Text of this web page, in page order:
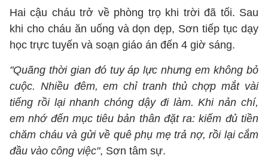
Hai cậu cháu trở về phòng trọ khi trời đã tối. Sau
khi cho cháu ăn uống và dọn dẹp, Sơn tiếp tục dạy
học trực tuyến và soạn giáo án đến 4 giờ sáng.
"Quãng thời gian đó tuy áp lực nhưng em không bỏ
cuộc. Nhiều đêm, em chỉ tranh thủ chợp mắt vài
tiếng rồi lại nhanh chóng dậy đi làm. Khi nản chí,
em nhớ đến mục tiêu bản thân đặt ra: kiếm đủ tiền
chăm cháu và gửi về quê phụ mẹ trả nợ, rồi lại cắm
đầu vào công việc", Sơn tâm sự.